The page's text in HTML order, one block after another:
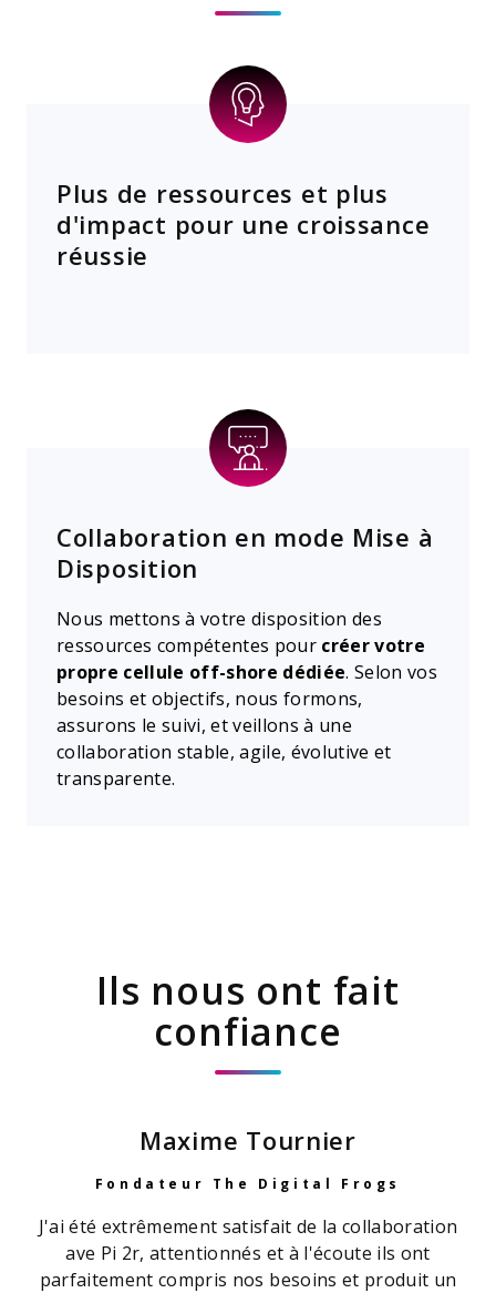
Plus de ressources et plus
d'impact pour une croissance
réussie
Collaboration en mode Mise à
Disposition
Nous mettons à votre disposition des
ressources compétentes pour créer votre
propre cellule off-shore dédiée. Selon vos
besoins et objectifs, nous formons,
assurons le suivi, et veillons à une
collaboration stable, agile, évolutive et
transparente.
Ils nous ont fait
confiance
Maxime Tournier
Fondateur The Digital Frogs
J'ai été extrêmement satisfait de la collaboration
ave Pi 2r, attentionnés et à l'écoute ils ont
parfaitement compris nos besoins et produit un